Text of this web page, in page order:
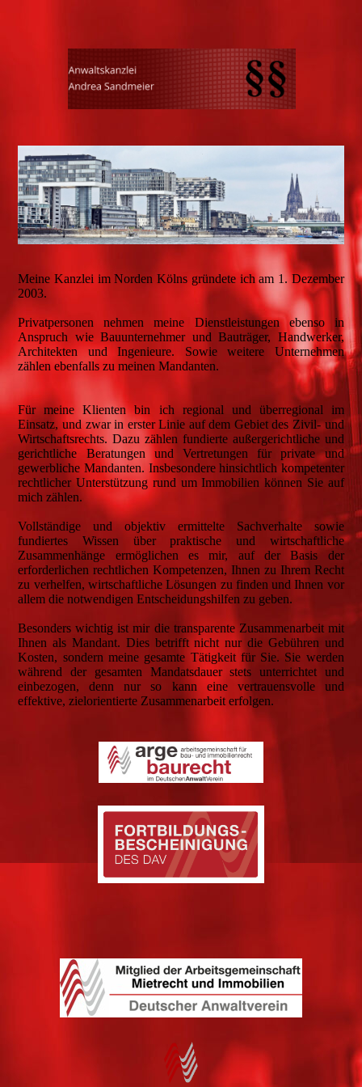
Meine Kanzlei im Norden Kölns gründete ich am 1. Dezember
2003.
Privatpersonen nehmen meine Dienstleistungen ebenso in
Anspruch wie Bauunternehmer und Bauträger, Handwerker,
Architekten und Ingenieure. Sowie weitere Unternehmen
zählen ebenfalls zu meinen Mandanten.
Für meine Klienten bin ich regional und überregional im
Einsatz, und zwar in erster Linie auf dem Gebiet des Zivil- und
Wirtschaftsrechts. Dazu zählen fundierte außergerichtliche und
gerichtliche Beratungen und Vertretungen für private und
gewerbliche Mandanten. Insbesondere hinsichtlich kompetenter
rechtlicher Unterstützung rund um Immobilien können Sie auf
mich zählen.
Vollständige und objektiv ermittelte Sachverhalte sowie
fundiertes Wissen über praktische und wirtschaftliche
Zusammenhänge ermöglichen es mir, auf der Basis der
erforderlichen rechtlichen Kompetenzen, Ihnen zu Ihrem Recht
zu verhelfen, wirtschaftliche Lösungen zu finden und Ihnen vor
allem die notwendigen Entscheidungshilfen zu geben.
Besonders wichtig ist mir die transparente Zusammenarbeit mit
Ihnen als Mandant. Dies betrifft nicht nur die Gebühren und
Kosten, sondern meine gesamte Tätigkeit für Sie. Sie werden
während der gesamten Mandatsdauer stets unterrichtet und
einbezogen, denn nur so kann eine vertrauensvolle und
effektive, zielorientierte Zusammenarbeit erfolgen.